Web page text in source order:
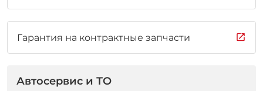
Гарантия на контрактные запчасти
Автосервис и ТО